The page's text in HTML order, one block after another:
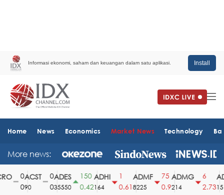
Informasi ekonomi, saham dan keuangan dalam satu aplikasi. Install
Home News Economics Market News Technology
More news:
ACST
90
ADES
35550
150
0.42
ADHI
164
0.61
ADMF
8225
75
0.9
ADMG
214
2.731510